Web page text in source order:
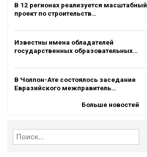
В 12 регионах реализуется масштабный
проект по строительств…
Известны имена обладателей
государственных образовательных…
В Чолпон-Ате состоялось заседание
Евразийского межправитель…
Больше новостей